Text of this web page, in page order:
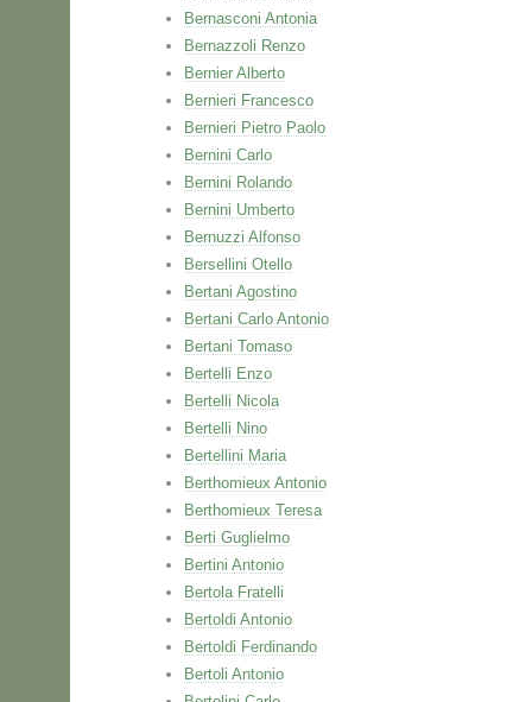
Bernasconi Antonia
Bernazzoli Renzo
Bernier Alberto
Bernieri Francesco
Bernieri Pietro Paolo
Bernini Carlo
Bernini Rolando
Bernini Umberto
Bernuzzi Alfonso
Bersellini Otello
Bertani Agostino
Bertani Carlo Antonio
Bertani Tomaso
Bertelli Enzo
Bertelli Nicola
Bertelli Nino
Bertellini Maria
Berthomieux Antonio
Berthomieux Teresa
Berti Guglielmo
Bertini Antonio
Bertola Fratelli
Bertoldi Antonio
Bertoldi Ferdinando
Bertoli Antonio